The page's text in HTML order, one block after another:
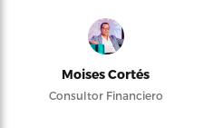
Moises Cortés
Consultor Financiero